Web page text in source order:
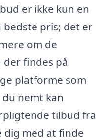
er ikke kun en
pris; det er
om de
findes på
platforme som
nemt kan
tilbud fra
med at finde